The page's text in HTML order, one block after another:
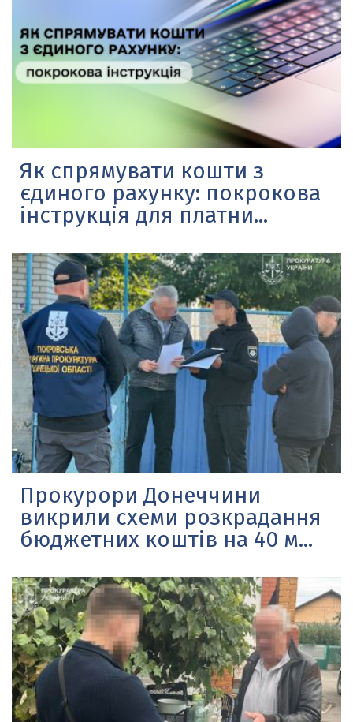
Як спрямувати кошти з
єдиного рахунку: покрокова
інструкція для платни...
Прокурори Донеччини
викрили схеми розкрадання
бюджетних коштів на 40 м...